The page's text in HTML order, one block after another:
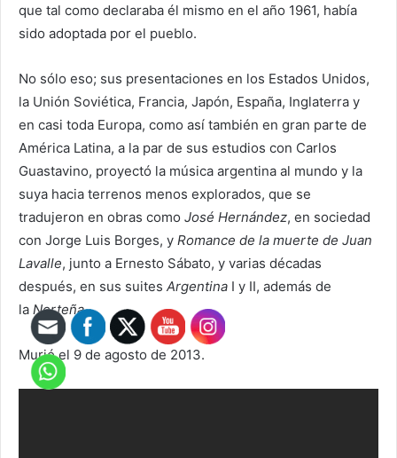
que tal como declaraba él mismo en el año 1961, había
sido adoptada por el pueblo.
No sólo eso; sus presentaciones en los Estados Unidos,
la Unión Soviética, Francia, Japón, España, Inglaterra y
en casi toda Europa, como así también en gran parte de
América Latina, a la par de sus estudios con Carlos
Guastavino, proyectó la música argentina al mundo y la
suya hacia terrenos menos explorados, que se
tradujeron en obras como José Hernández, en sociedad
con Jorge Luis Borges, y Romance de la muerte de Juan
Lavalle, junto a Ernesto Sábato, y varias décadas
después, en sus suites Argentina I y II, además de
la Norteña.
Murió el 9 de agosto de 2013.